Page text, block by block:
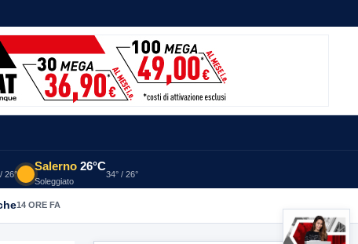
26°
Salerno 26°C
Soleggiato
34° / 26°
14 ORE FA